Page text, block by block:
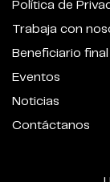
Política de
Trabaja con
Beneficiario final
Eventos
Noticias
Contáctanos